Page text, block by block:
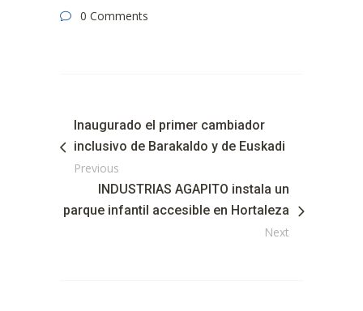
0 Comments
Inaugurado el primer cambiador
inclusivo de Barakaldo y de Euskadi
Previous
INDUSTRIAS AGAPITO instala un
parque infantil accesible en Hortaleza
Next